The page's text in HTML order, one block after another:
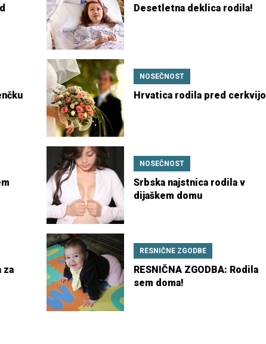
Desetletna deklica rodila!
NOSEČNOST
Hrvatica rodila pred cerkvijo
NOSEČNOST
Srbska najstnica rodila v
dijaškem domu
za
RESNIČNE ZGODBE
RESNIČNA ZGODBA: Rodila
sem doma!